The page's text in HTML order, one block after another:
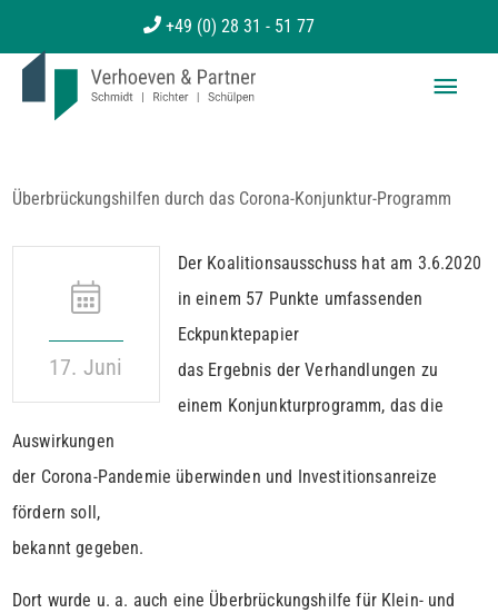
Inhalt
+49 (0) 28 31 - 51 77
Überbrückungshilfen durch das Corona-Konjunktur-Programm
17. Juni
Der Koalitionsausschuss hat am 3.6.2020
in einem 57 Punkte umfassenden
Eckpunktepapier
das Ergebnis der Verhandlungen zu
einem Konjunkturprogramm, das die
Auswirkungen
der Corona-Pandemie überwinden und Investitionsanreize
fördern soll,
bekannt gegeben.
Dort wurde u. a. auch eine Überbrückungshilfe für Klein- und